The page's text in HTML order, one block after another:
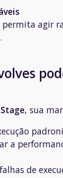
permita agir
, sua
a
de